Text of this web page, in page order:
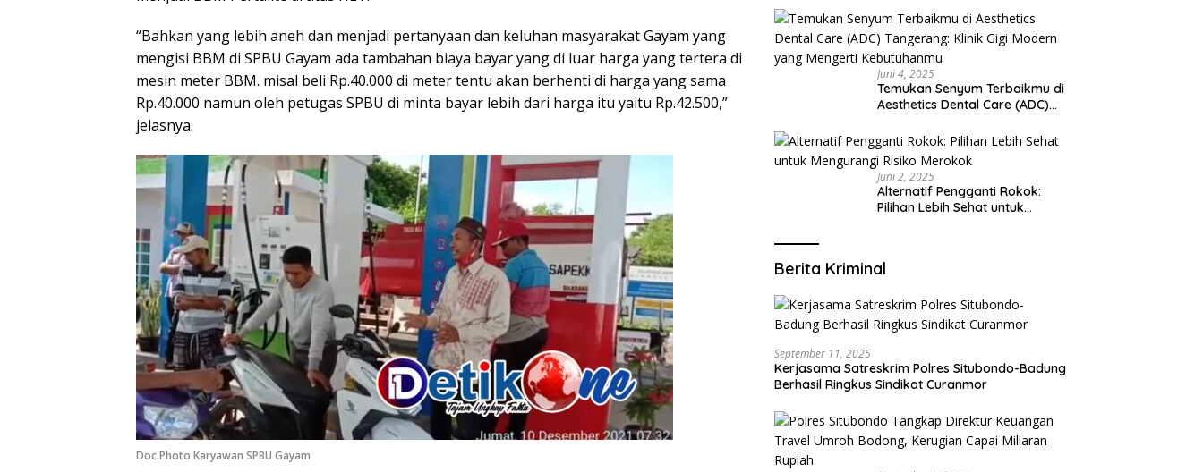
“Bahkan yang lebih aneh dan menjadi pertanyaan dan keluhan masyarakat Gayam yang
mengisi BBM di SPBU Gayam ada tambahan biaya bayar yang di luar harga yang tertera di
mesin meter BBM. misal beli Rp.40.000 di meter tentu akan berhenti di harga yang sama
Rp.40.000 namun oleh petugas SPBU di minta bayar lebih dari harga itu yaitu Rp.42.500,”
jelasnya.
Doc.Photo Karyawan SPBU Gayam
Juni 4, 2025
Temukan Senyum Terbaikmu di
Aesthetics Dental Care (ADC)
yang Mengerti Kebutuhanmu
Juni 2, 2025
Alternatif Pengganti Rokok:
Pilihan Lebih Sehat untuk
Berita Kriminal
September 11, 2025
Kerjasama Satreskrim Polres Situbondo-Badung
Berhasil Ringkus Sindikat Curanmor